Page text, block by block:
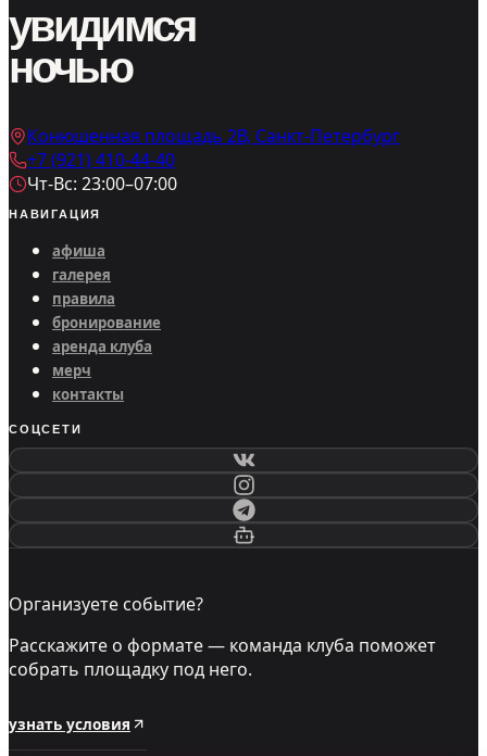
увидимся
ночью
Конюшенная площадь 2В, Санкт-Петербург
+7 (921) 410-44-40
Чт-Вс: 23:00–07:00
НАВИГАЦИЯ
афиша
галерея
правила
бронирование
аренда клуба
мерч
контакты
СОЦСЕТИ
Организуете событие?
Расскажите о формате — команда клуба поможет
собрать площадку под него.
узнать условия